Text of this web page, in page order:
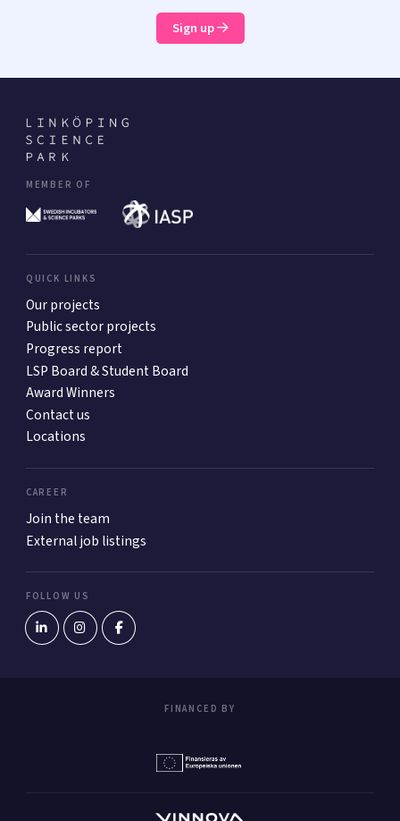
Sign up
MEMBER OF
QUICK LINKS
Our projects
Public sector projects
Progress report
LSP Board & Student Board
Award Winners
Contact us
Locations
CAREER
Join the team
External job listings
FOLLOW US
FINANCED BY